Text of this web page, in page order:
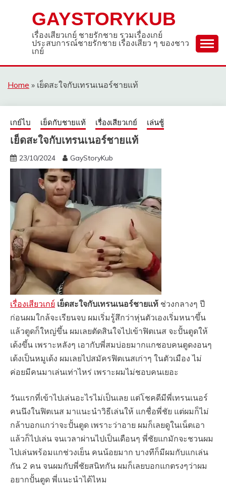
GAYSTORYKUB
เรื่องเสียวเกย์ ชายรักชาย รวมเรื่องเกย์
ประสบการณ์ชายรักชาย เรื่องเสียว ๆ ของชาว
เกย์
Home » เย็ดสะใจกับเทรนเนอร์ชายแท้
เกย์ไบ เย็ดกับชายแท้ เรื่องเสียวเกย์ เล่นชู้
เย็ดสะใจกับเทรนเนอร์ชายแท้
23/10/2024 GayStoryKub
เรื่องเสียวเกย์ เย็ดสะใจกับเทรนเนอร์ชายแท้ ช่วงกลางๆ ปี
ก่อนผมใกล้จะเรียนจบ ผมเริ่มรู้สึกว่าหุ่นตัวเองเริ่มหนาขึ้น
แล้วตูดก็ใหญ่ขึ้น ผมเลยตัดสินใจไปเข้าฟิตเนส จะปั้นตูดให้
เด้งขึ้น เพราะหลังๆ เอากับพี่สมบ่อยมากแกชอบคนตูดงอนๆ
เด้งเป็นหมูเด้ง ผมเลยไปสมัครฟิตเนสเก่าๆ ในตัวเมือง ไม่
ค่อยมีคนมาเล่นเท่าไหร่ เพราะผมไม่ชอบคนเยอะ
วันแรกที่เข้าไปเล่นอะไรไม่เป็นเลย แต่โชคดีมีพี่เทรนเนอร์
คนนึงในฟิตเนส มาแนะนำวิธีเล่นให้ แกชื่อพี่ชัย แต่ผมก็ไม่
กล้าบอกแกว่าจะปั้นตูด เพราะว่าอาย ผมก็เลยดูในเน็ตเอา
แล้วก็ไปเล่น จนเวลาผ่านไปเป็นเดือนๆ พี่ชัยแกมักจะชวนผม
ไปเล่นพร้อมแกช่วงเย็น คนน้อยมาก บางทีก็มีผมกับแกเล่น
กัน 2 คน จนผมกับพี่ชัยสนิทกัน ผมก็เลยบอกแกตรงๆว่าผม
อยากปั้นตูด พี่แนะนำได้ไหม